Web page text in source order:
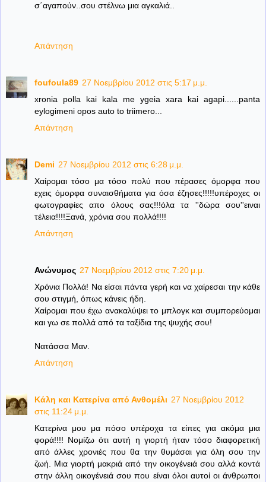
σ΄αγαπούν..σου στέλνω μια αγκαλιά..
Απάντηση
foufoula89 27 Νοεμβρίου 2012 στις 5:17 μ.μ.
xronia polla kai kala me ygeia xara kai agapi......panta
eylogimeni opos auto to triimero...
Απάντηση
Demi 27 Νοεμβρίου 2012 στις 6:28 μ.μ.
Χαίρομαι τόσο μα τόσο πολύ που πέρασες όμορφα που
εχεις όμορφα συναισθήματα για όσα έζησες!!!!!υπέροχες οι
φωτογραφίες απο όλους σας!!!όλα τα ''δώρα σου''ειναι
τέλεια!!!!Ξανά, χρόνια σου πολλά!!!!
Απάντηση
Ανώνυμος 27 Νοεμβρίου 2012 στις 7:20 μ.μ.
Χρόνια Πολλά! Να είσαι πάντα γερή και να χαίρεσαι την κάθε
σου στιγμή, όπως κάνεις ήδη.
Χαίρομαι που έχω ανακαλύψει το μπλογκ και συμπορεύομαι
και γω σε πολλά από τα ταξίδια της ψυχής σου!
Νατάσσα Μαν.
Απάντηση
Κάλη και Κατερίνα από Ανθομέλι 27 Νοεμβρίου 2012
στις 11:24 μ.μ.
Κατερίνα μου μα πόσο υπέροχα τα είπες για ακόμα μια
φορά!!!! Νομίζω ότι αυτή η γιορτή ήταν τόσο διαφορετική
από άλλες χρονιές που θα την θυμάσαι για όλη σου την
ζωή. Μια γιορτή μακριά από την οικογένειά σου αλλά κοντά
στην άλλη οικογένειά σου που είναι όλοι αυτοί οι άνθρωποι